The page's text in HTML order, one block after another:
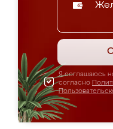
Я соглашаюсь
согласно